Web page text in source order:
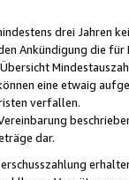
drei Jahren
Ankündigung die
eine etwaig
verfallen.
dar.